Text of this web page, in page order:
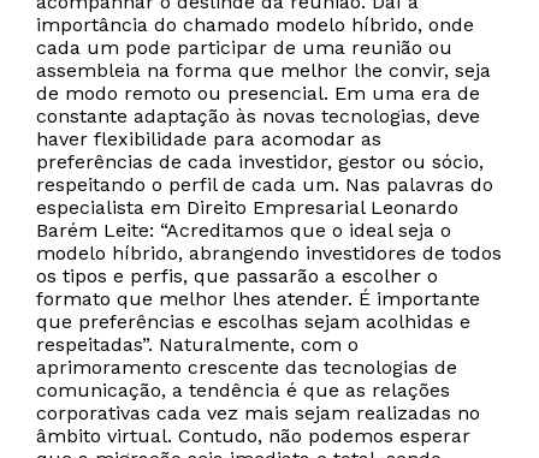
importância do chamado modelo híbrido, onde
cada um pode participar de uma reunião ou
assembleia na forma que melhor lhe convir, seja
de modo remoto ou presencial. Em uma era de
constante adaptação às novas tecnologias, deve
haver flexibilidade para acomodar as
preferências de cada investidor, gestor ou sócio,
respeitando o perfil de cada um. Nas palavras do
especialista em Direito Empresarial Leonardo
Barém Leite: “Acreditamos que o ideal seja o
modelo híbrido, abrangendo investidores de todos
os tipos e perfis, que passarão a escolher o
formato que melhor lhes atender. É importante
que preferências e escolhas sejam acolhidas e
respeitadas”. Naturalmente, com o
aprimoramento crescente das tecnologias de
comunicação, a tendência é que as relações
corporativas cada vez mais sejam realizadas no
âmbito virtual. Contudo, não podemos esperar